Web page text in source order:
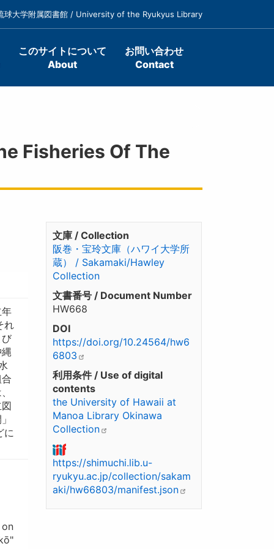
球大学附属図書館 / University of the Ryukyus Library
このサイトについて
About
お問い合わせ
Contact
Fisheries Of The
れ
に
文庫 / Collection
阪巻・宝玲文庫（ハワイ大学所
蔵） / Sakamaki/Hawley
Collection
文書番号 / Document Number
HW668
DOI
https://doi.org/10.24564/hw6
6803
利用条件 / Use of digital
contents
the University of Hawaii at
Manoa Library Okinawa
Collection
https://shimuchi.lib.u-
ryukyu.ac.jp/collection/sakam
aki/hw66803/manifest.json